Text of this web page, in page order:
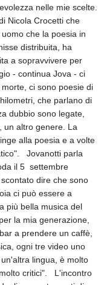
nelle mie scelte.
Nicola Crocetti che
che la poesia in
distribuita, ha
a sopravvivere per
- continua Jova - ci
ci sono poesie di
che parlano di
dubbio sono legate,
un altro genere. La
alla poesia e a volte
Jovanotti parla
il 5 settembre
dire che sono
ci può essere a
più bella musica del
la mia generazione,
a prendere un caffè,
ogni tre video uno
lingua, è molto
critici". L'incontro